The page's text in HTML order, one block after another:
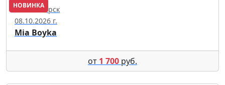
НОВИНКА
Новосибирск
08.10.2026 г.
Mia Boyka
от 1 700 руб.